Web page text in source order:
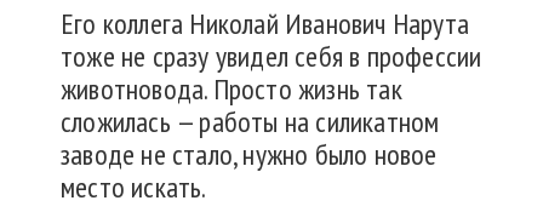
Его коллега Николай Иванович Нарута
тоже не сразу увидел себя в профессии
животновода. Просто жизнь так
сложилась — работы на силикатном
заводе не стало, нужно было новое
место искать.